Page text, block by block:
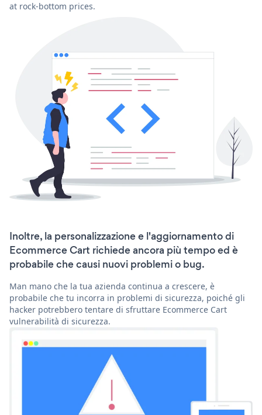
at rock-bottom prices.
Inoltre, la personalizzazione e l'aggiornamento di
Ecommerce Cart richiede ancora più tempo ed è
probabile che causi nuovi problemi o bug.
Man mano che la tua azienda continua a crescere, è
probabile che tu incorra in problemi di sicurezza, poiché gli
hacker potrebbero tentare di sfruttare Ecommerce Cart
vulnerabilità di sicurezza.